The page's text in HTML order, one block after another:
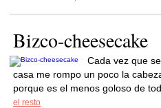
Bizco-cheesecake
Cada vez que
casa me rompo un poco la
porque es el menos goloso de
el resto